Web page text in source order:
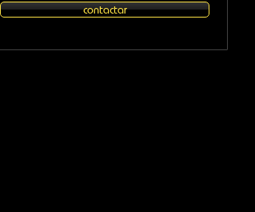
contactar